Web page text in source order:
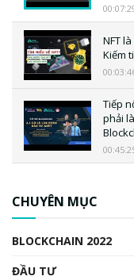
NFT
Kiếm
Tiếp
phải
CHUYÊN MỤC
BLOCKCHAIN 2022
ĐẦU TƯ